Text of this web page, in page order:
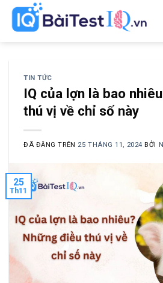
Chuyển
TIN TỨC
IQ của lợn là bao
thú vị về chỉ số này
ĐÃ ĐĂNG TRÊN 25 THÁNG 11, 2024 BỞI
25
Th11